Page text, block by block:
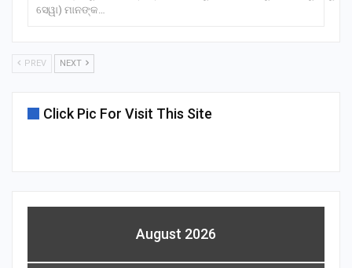
ସେୱା) ମାନଙ୍କ…
PREV NEXT
Click Pic For Visit This Site
August 2026